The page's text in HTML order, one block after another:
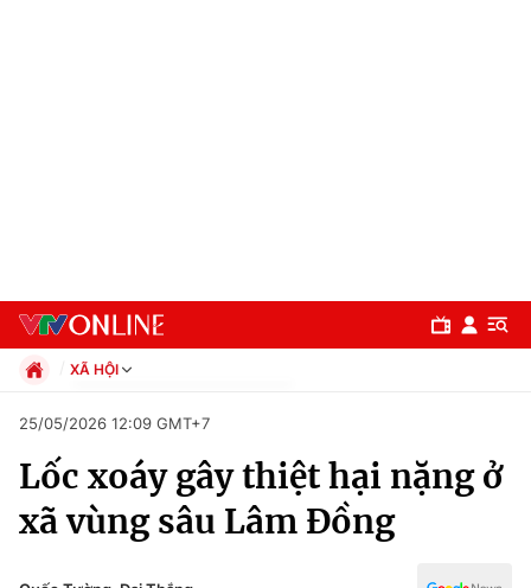
Chuyên mục
Chính trị
XÃ HỘI
Xã hội
Pháp luật
Thể thao
25/05/2026 12:09 GMT+7
Lốc xoáy gây thiệt hại nặng ở
xã vùng sâu Lâm Đồng